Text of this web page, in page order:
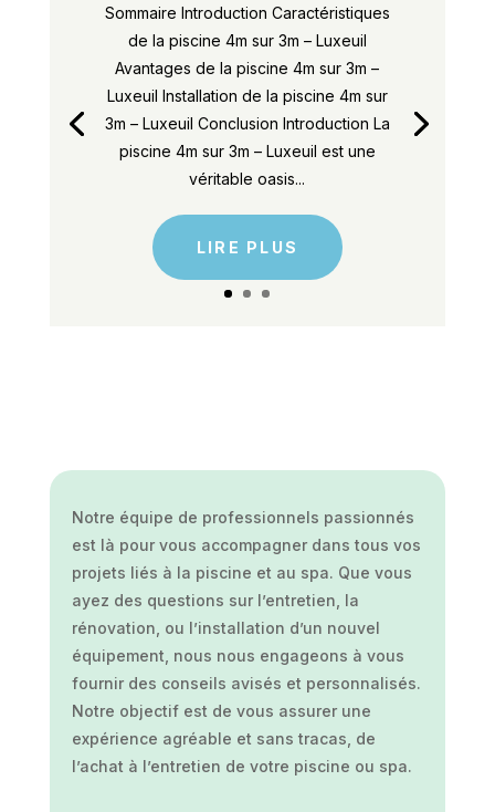
Sommaire Introduction Caractéristiques
de la piscine 4m sur 3m – Luxeuil
Avantages de la piscine 4m sur 3m –
Luxeuil Installation de la piscine 4m sur
3m – Luxeuil Conclusion Introduction La
piscine 4m sur 3m – Luxeuil est une
véritable oasis...
LIRE PLUS
Notre équipe de professionnels passionnés
est là pour vous accompagner dans tous vos
projets liés à la piscine et au spa. Que vous
ayez des questions sur l’entretien, la
rénovation, ou l’installation d’un nouvel
équipement, nous nous engageons à vous
fournir des conseils avisés et personnalisés.
Notre objectif est de vous assurer une
expérience agréable et sans tracas, de
l’achat à l’entretien de votre piscine ou spa.